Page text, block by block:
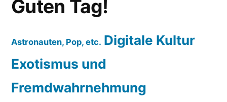
Guten Tag!
Astronauten, Pop, etc. Digitale Kultur
Exotismus und
Fremdwahrnehmung